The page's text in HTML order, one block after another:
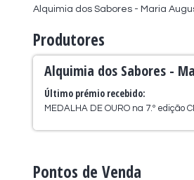
Alquimia dos Sabores - Maria
Produtores
Alquimia dos Sabores -
Último prémio recebido:
MEDALHA DE OURO na 7.º edição
Pontos de Venda